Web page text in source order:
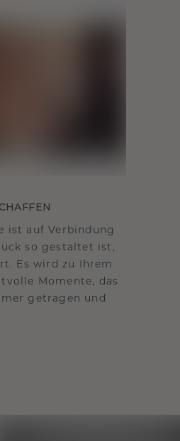
ist auf Verbindung
so gestaltet ist,
Es wird zu Ihrem
Momente, das
getragen und